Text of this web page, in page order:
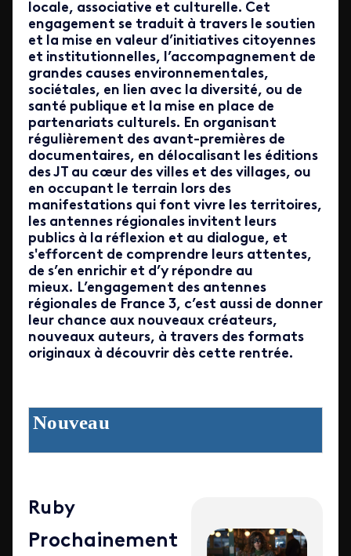
locale, associative et culturelle. Cet
engagement se traduit à travers le soutien
et la mise en valeur d’initiatives citoyennes
et institutionnelles, l’accompagnement de
grandes causes environnementales,
sociétales, en lien avec la diversité, ou de
santé publique et la mise en place de
partenariats culturels. En organisant
régulièrement des avant-premières de
documentaires, en délocalisant les éditions
des JT au cœur des villes et des villages, ou
en occupant le terrain lors des
manifestations qui font vivre les territoires,
les antennes régionales invitent leurs
publics à la réflexion et au dialogue, et
s'efforcent de comprendre leurs attentes,
de s’en enrichir et d’y répondre au
mieux. L’engagement des antennes
régionales de France 3, c’est aussi de donner
leur chance aux nouveaux créateurs,
nouveaux auteurs, à travers des formats
originaux à découvrir dès cette rentrée.
Nouveau
Ruby
Prochainement